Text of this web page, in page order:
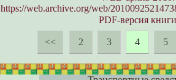
https://web.archive.org/web/
PDF-версия книги
<< 2 3 4 5